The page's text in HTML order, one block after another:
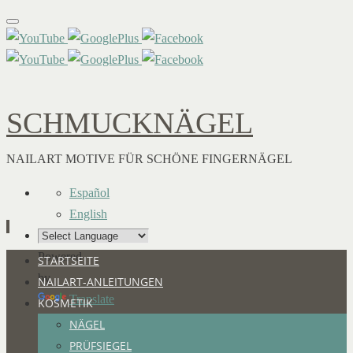
SCHMUCKNÄGEL
NAILART MOTIVE FÜR SCHÖNE FINGERNÄGEL
Español
English
Powered
by
Translate
Zum
Inhalt
springen
STARTSEITE
NAILART-ANLEITUNGEN
KOSMETIK
NÄGEL
PRÜFSIEGEL